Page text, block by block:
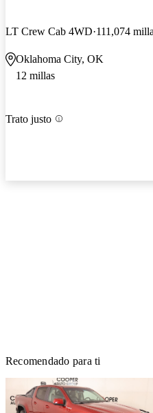
LT Crew Cab 4WD 111,074
Oklahoma City, OK
12 millas
Trato justo
Recomendado para ti